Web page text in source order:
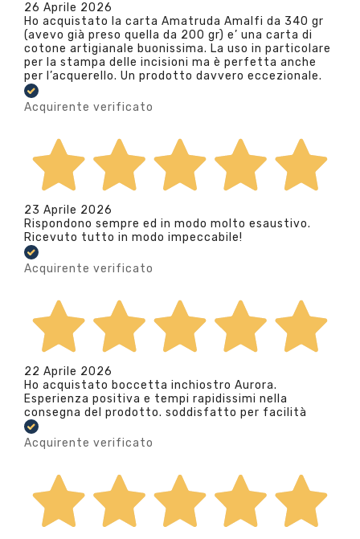
26 Aprile 2026
Ho acquistato la carta Amatruda Amalfi da 340 gr
(avevo già preso quella da 200 gr) e’ una carta di
cotone artigianale buonissima. La uso in particolare
per la stampa delle incisioni ma è perfetta anche
per l’acquerello. Un prodotto davvero eccezionale.
Acquirente verificato
23 Aprile 2026
Rispondono sempre ed in modo molto esaustivo.
Ricevuto tutto in modo impeccabile!
Acquirente verificato
22 Aprile 2026
Ho acquistato boccetta inchiostro Aurora.
Esperienza positiva e tempi rapidissimi nella
consegna del prodotto. soddisfatto per facilità
Acquirente verificato